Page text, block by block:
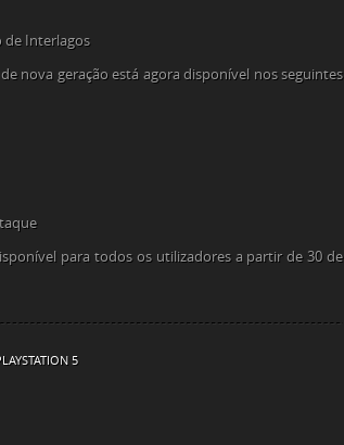
de Interlagos
nova geração está agora disponível nos seguintes
para todos os utilizadores a partir de 30 de
5